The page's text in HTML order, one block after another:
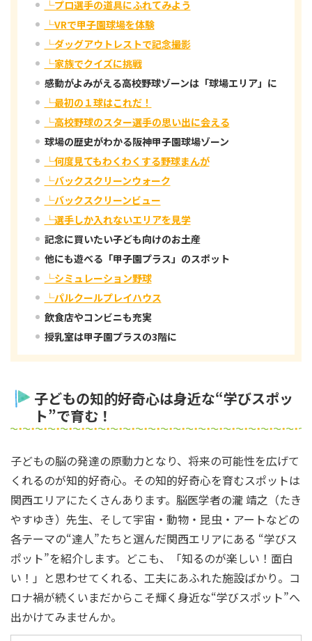
└プロ選手の道具にふれてみよう
└VRで甲子園球場を体験
└ダッグアウトレストで記念撮影
└家族でクイズに挑戦
感動がよみがえる高校野球ゾーンは「球場エリア」に
└最初の１球はこれだ！
└高校野球のスター選手の思い出に会える
球場の歴史がわかる阪神甲子園球場ゾーン
└何度見てもわくわくする野球まんが
└バックスクリーンウォーク
└バックスクリーンビュー
└選手しか入れないエリアを見学
記念に買いたい子ども向けのお土産
他にも遊べる「甲子園プラス」のスポット
└シミュレーション野球
└パルクールプレイハウス
飲食店やコンビニも充実
授乳室は甲子園プラスの3階に
子どもの知的好奇心は身近な“学びスポッ
ト”で育む！
子どもの脳の発達の原動力となり、将来の可能性を広げて
くれるのが知的好奇心。その知的好奇心を育むスポットは
関西エリアにたくさんあります。脳医学者の瀧 靖之（たき
やすゆき）先生、そして宇宙・動物・昆虫・アートなどの
各テーマの“達人”たちと選んだ関西エリアにある “学びス
ポット”を紹介します。どこも、「知るのが楽しい！面白
い！」と思わせてくれる、工夫にあふれた施設ばかり。コ
ロナ禍が続くいまだからこそ輝く身近な“学びスポット”へ
出かけてみませんか。